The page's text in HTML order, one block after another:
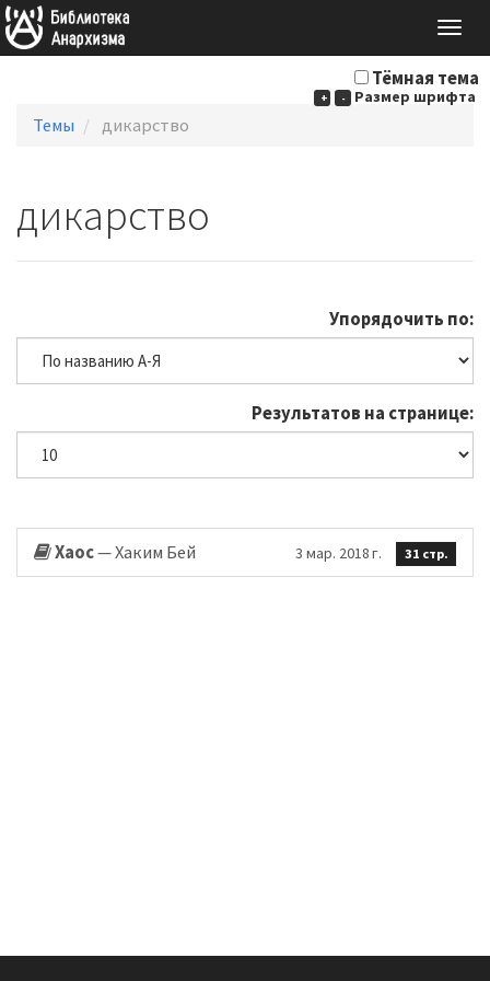
Тёмная тема
+ - Размер шрифта
Темы дикарство
дикарство
Упорядочить по:
Результатов на странице:
Хаос— Хаким Бей 3 мар. 2018 г. 31 стр.